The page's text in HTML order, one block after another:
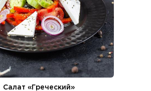
Салат «Греческий»